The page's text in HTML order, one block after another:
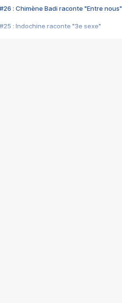
#26 : Chimène Badi raconte "Entre nous"
#25 : Indochine raconte "3e sexe"